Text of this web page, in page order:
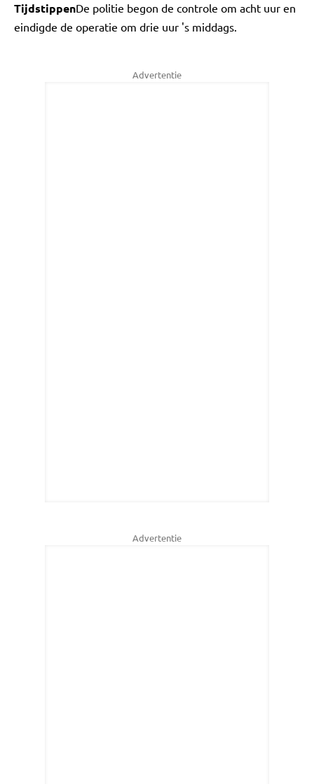
TijdstippenDe politie begon de controle om acht uur en
eindigde de operatie om drie uur 's middags.
Advertentie
Advertentie